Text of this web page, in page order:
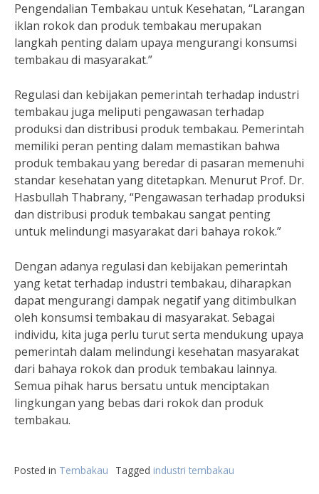
Pengendalian Tembakau untuk Kesehatan, “Larangan
iklan rokok dan produk tembakau merupakan
langkah penting dalam upaya mengurangi konsumsi
tembakau di masyarakat.”
Regulasi dan kebijakan pemerintah terhadap industri
tembakau juga meliputi pengawasan terhadap
produksi dan distribusi produk tembakau. Pemerintah
memiliki peran penting dalam memastikan bahwa
produk tembakau yang beredar di pasaran memenuhi
standar kesehatan yang ditetapkan. Menurut Prof. Dr.
Hasbullah Thabrany, “Pengawasan terhadap produksi
dan distribusi produk tembakau sangat penting
untuk melindungi masyarakat dari bahaya rokok.”
Dengan adanya regulasi dan kebijakan pemerintah
yang ketat terhadap industri tembakau, diharapkan
dapat mengurangi dampak negatif yang ditimbulkan
oleh konsumsi tembakau di masyarakat. Sebagai
individu, kita juga perlu turut serta mendukung upaya
pemerintah dalam melindungi kesehatan masyarakat
dari bahaya rokok dan produk tembakau lainnya.
Semua pihak harus bersatu untuk menciptakan
lingkungan yang bebas dari rokok dan produk
tembakau.
Posted in Tembakau Tagged industri tembakau